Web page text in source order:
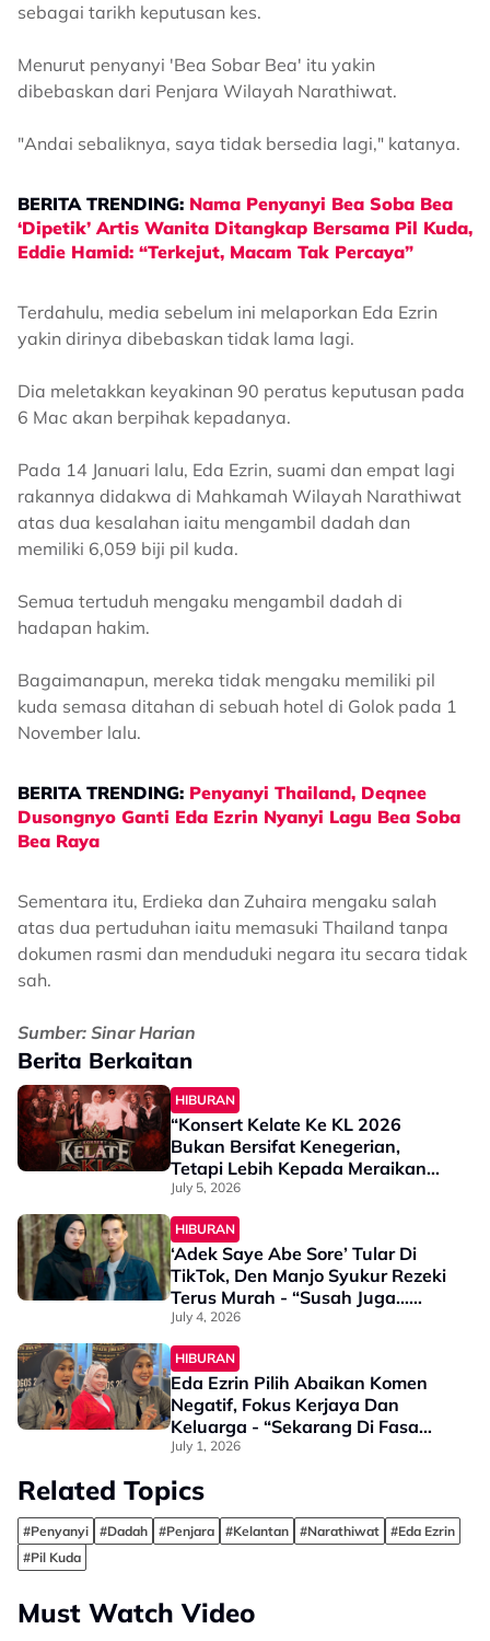
sebagai tarikh keputusan kes.
Menurut penyanyi 'Bea Sobar Bea' itu yakin
dibebaskan dari Penjara Wilayah Narathiwat.
"Andai sebaliknya, saya tidak bersedia lagi," katanya.
BERITA TRENDING: Nama Penyanyi Bea Soba Bea
‘Dipetik’ Artis Wanita Ditangkap Bersama Pil Kuda,
Eddie Hamid: “Terkejut, Macam Tak Percaya”
Terdahulu, media sebelum ini melaporkan Eda Ezrin
yakin dirinya dibebaskan tidak lama lagi.
Dia meletakkan keyakinan 90 peratus keputusan pada
6 Mac akan berpihak kepadanya.
Pada 14 Januari lalu, Eda Ezrin, suami dan empat lagi
rakannya didakwa di Mahkamah Wilayah Narathiwat
atas dua kesalahan iaitu mengambil dadah dan
memiliki 6,059 biji pil kuda.
Semua tertuduh mengaku mengambil dadah di
hadapan hakim.
Bagaimanapun, mereka tidak mengaku memiliki pil
kuda semasa ditahan di sebuah hotel di Golok pada 1
November lalu.
BERITA TRENDING: Penyanyi Thailand, Deqnee
Dusongnyo Ganti Eda Ezrin Nyanyi Lagu Bea Soba
Bea Raya
Sementara itu, Erdieka dan Zuhaira mengaku salah
atas dua pertuduhan iaitu memasuki Thailand tanpa
dokumen rasmi dan menduduki negara itu secara tidak
sah.
Sumber: Sinar Harian
Berita Berkaitan
HIBURAN
“Konsert Kelate Ke KL 2026
Bukan Bersifat Kenegerian,
Tetapi Lebih Kepada Meraikan
Identiti, Seni Dan Budaya
Kelantan” - Penganjur
July 5, 2026
HIBURAN
‘Adek Saye Abe Sore’ Tular Di
TikTok, Den Manjo Syukur Rezeki
Terus Murah - “Susah Juga…
Banyak Lagu Loghat Kelantan
Tak Semua Boleh Masuk FYP”
July 4, 2026
HIBURAN
Eda Ezrin Pilih Abaikan Komen
Negatif, Fokus Kerjaya Dan
Keluarga - “Sekarang Di Fasa
Tenang”
July 1, 2026
Related Topics
#Penyanyi #Dadah #Penjara #Kelantan #Narathiwat
#Eda Ezrin
#Pil Kuda
Must Watch Video